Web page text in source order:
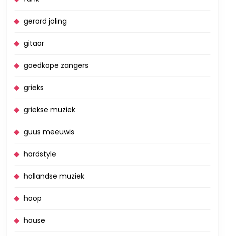
gerard joling
gitaar
goedkope zangers
grieks
griekse muziek
guus meeuwis
hardstyle
hollandse muziek
hoop
house